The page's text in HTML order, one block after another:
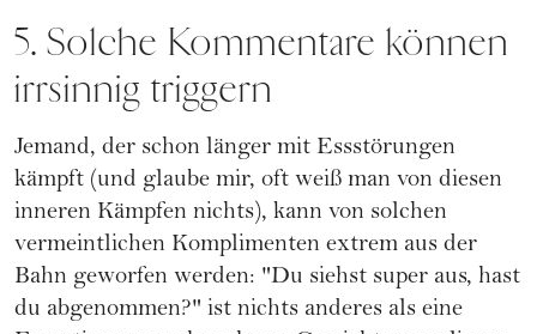
5. Solche Kommentare können
irrsinnig triggern
Jemand, der schon länger mit Essstörungen
kämpft (und glaube mir, oft weiß man von diesen
inneren Kämpfen nichts), kann von solchen
vermeintlichen Komplimenten extrem aus der
Bahn geworfen werden: "Du siehst super aus, hast
du abgenommen?" ist nichts anderes als eine